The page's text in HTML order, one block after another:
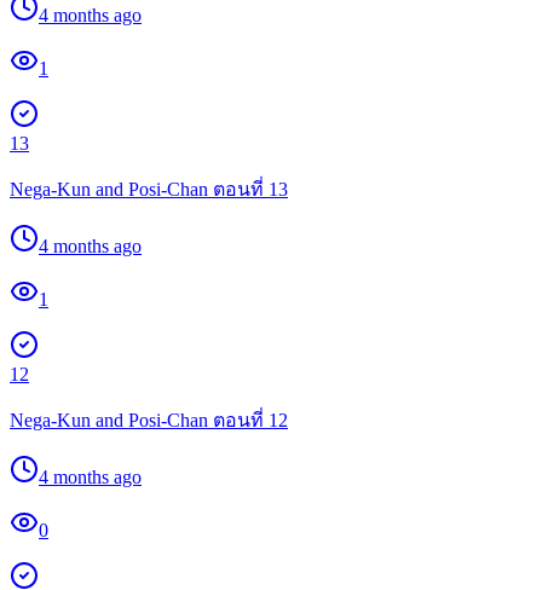
4 months ago
1
13
Nega-Kun and Posi-Chan ตอนที่ 13
4 months ago
1
12
Nega-Kun and Posi-Chan ตอนที่ 12
4 months ago
0